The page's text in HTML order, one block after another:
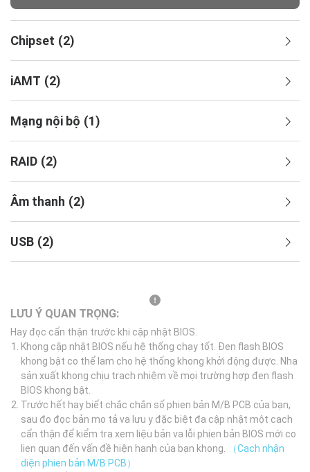
Chipset (2)
iAMT (2)
Mạng nội bộ (1)
RAID (2)
Âm thanh (2)
USB (2)
LƯU Ý QUAN TRỌNG:
Hay đọc cẩn thận trước khi cập nhật BIOS.
Khong cập nhật BIOS nếu hệ thống chạy tốt. Đen flash BIOS
khong bật co thể lam cho hệ thống khong khởi động được. Nha
sản xuất khong chịu trach nhiệm về mọi trường hợp đen flash
BIOS khong bật.
Trước hết hay biết chắc chắn số phien bản M/B PCB của bạn,
sau đo đọc bản mo tả va lưu y đặc biệt đa cập nhật một cach
cẩn thận để kiểm tra xem liệu bản va lỗi phien bản BIOS mới co
lien quan đến vấn đề hiện hanh của bạn khong.
（Cach nhận
diện phien bản M/B PCB）